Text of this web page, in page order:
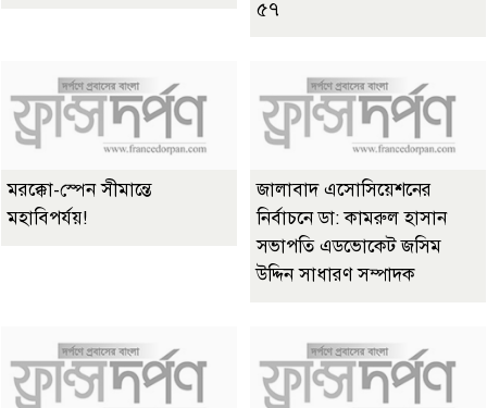
৫৭
মরক্কো-স্পেন সীমান্তে
মহাবিপর্যয়!
জালাবাদ এসোসিয়েশনের
নির্বাচনে ডা: কামরুল হাসান
সভাপতি এডভোকেট জসিম
উদ্দিন সাধারণ সম্পাদক